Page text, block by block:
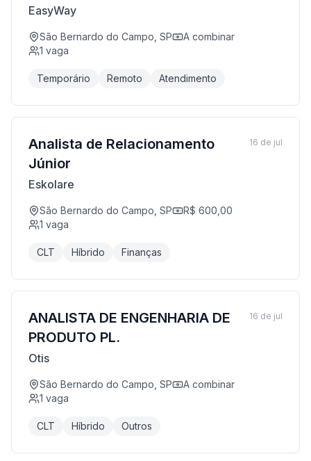
EasyWay
São Bernardo do Campo, SP
A combinar
1 vaga
Temporário Remoto Atendimento
Analista de Relacionamento
Júnior
Eskolare
São Bernardo do Campo, SP
R$ 600,00
1 vaga
CLT Híbrido Finanças
16 de jul
ANALISTA DE ENGENHARIA DE
PRODUTO PL.
Otis
São Bernardo do Campo, SP
A combinar
1 vaga
CLT Híbrido Outros
16 de jul